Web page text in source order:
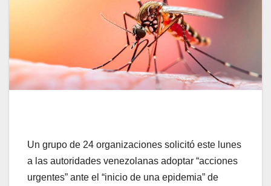
Un grupo de 24 organizaciones solicitó este lunes
a las autoridades venezolanas adoptar “acciones
urgentes” ante el “inicio de una epidemia” de